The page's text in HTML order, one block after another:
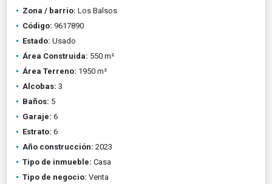
Zona / barrio: Los Balsos
Código: 9617890
Estado: Usado
Área Construida: 550 m²
Área Terreno: 1950 m²
Alcobas: 3
Baños: 5
Garaje: 6
Estrato: 6
Año construcción: 2023
Tipo de inmueble: Casa
Tipo de negocio: Venta